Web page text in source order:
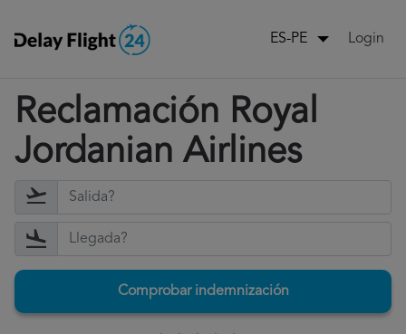
ES-PE Login
Reclamación Royal
Jordanian Airlines
Comprobar indemnización